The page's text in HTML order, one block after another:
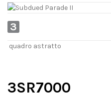
3
quadro astratto
3SR7000